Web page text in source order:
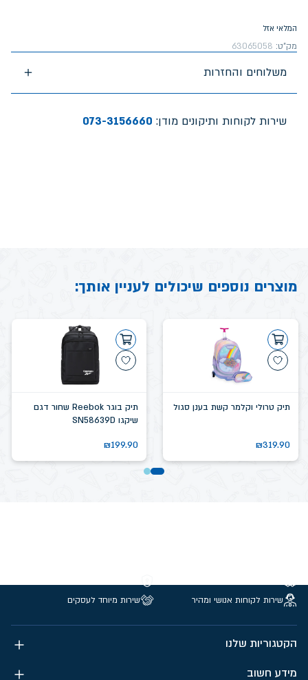
המלאי אזל
מק"ט: 63065058
משלוחים והחזרות
שירות לקוחות ותיקונים מודן: 073-3156660
מוצרים נוספים שיכולים לעניין אותך:
תיק טרולי וקלמר קשת בענן סגול
₪319.90
תיק בוגר Reebok שחור דגם
שיקגו SN58639D
₪199.90
שירות לקוחות אנושי ומהיר
שירות מיוחד לעסקים
הקטגוריות שלנו
מידע חשוב